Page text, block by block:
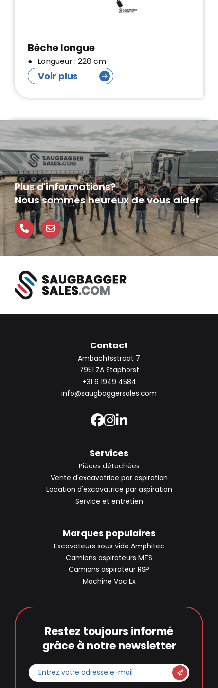
Bêche longue
Longueur : 228 cm
Voir plus
Plus d'informations?
Nous sommes heureux de vous aider
Contact
Ambachtsstraat 7
7951 ZA Staphorst
+31 6 1949 4584
info@saugbaggersales.com
Services
Pièces détachées
Vente d'excavatrice par aspiration
Location d'excavatrice par aspiration
Service et entretien
Marques populaires
Excavateurs sous vide Amphitec
Camions aspirateurs MTS
Camions aspirateur RSP
Machine Vac Ex
Restez toujours informé
grâce à notre newsletter
Entrez
votre